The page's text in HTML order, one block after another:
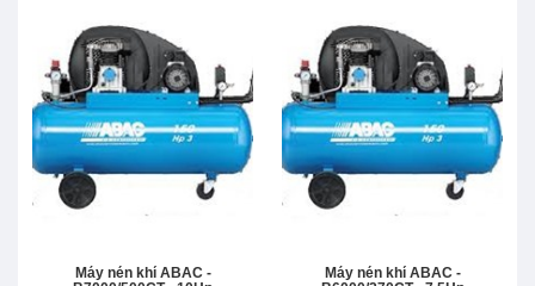
Máy nén khí ABAC -
Máy nén khí ABAC -